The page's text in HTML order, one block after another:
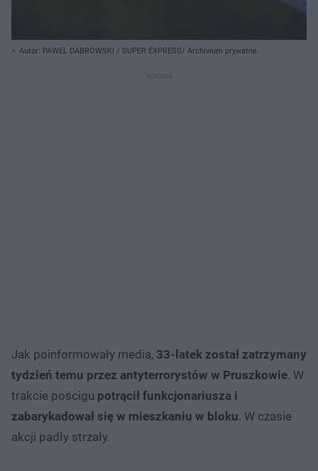
Autor: PAWEL DABROWSKI / SUPER EXPRESS/ Archiwum prywatne
Jak poinformowały media, 33-latek został zatrzymany
tydzień temu przez antyterrorystów w Pruszkowie. W
trakcie pościgu potrącił funkcjonariusza i
zabarykadował się w mieszkaniu w bloku. W czasie
akcji padły strzały.